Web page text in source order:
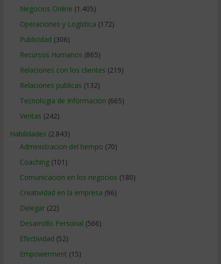
Negocios Online (1.405)
Operaciones y Logística (172)
Publicidad (306)
Recursos Humanos (865)
Relaciones con los clientes (219)
Relaciones publicas (132)
Tecnologia de Informacion (665)
Ventas (242)
Habilidades (2.843)
Administracion del tiempo (70)
Coaching(101)
Comunicacion en los negocios (180)
Creatividad en la empresa (96)
Delegar(22)
Desarrollo Personal (566)
Efectividad (52)
Empowerment (15)